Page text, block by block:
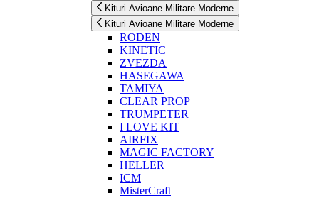
Kituri Avioane Militare Moderne
Kituri Avioane Militare Moderne
RODEN
KINETIC
ZVEZDA
HASEGAWA
TAMIYA
CLEAR PROP
TRUMPETER
I LOVE KIT
AIRFIX
MAGIC FACTORY
HELLER
ICM
MisterCraft